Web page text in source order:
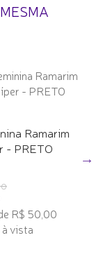
Ramarim
- PRETO
R$ 50,00
vista